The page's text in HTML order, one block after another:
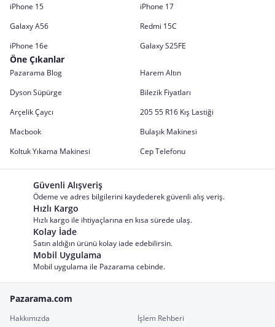
iPhone 15
iPhone 17
Galaxy A56
Redmi 15C
iPhone 16e
Galaxy S25FE
Öne Çıkanlar
Pazarama Blog
Harem Altın
Dyson Süpürge
Bilezik Fiyatları
Arçelik Çaycı
205 55 R16 Kış Lastiği
Macbook
Bulaşık Makinesi
Koltuk Yıkama Makinesi
Cep Telefonu
Güvenli Alışveriş
Ödeme ve adres bilgilerini kaydederek güvenli alış veriş.
Hızlı Kargo
Hızlı kargo ile ihtiyaçlarına en kısa sürede ulaş.
Kolay İade
Satın aldığın ürünü kolay iade edebilirsin.
Mobil Uygulama
Mobil uygulama ile Pazarama cebinde.
Pazarama.com
Hakkımızda
İşlem Rehberi